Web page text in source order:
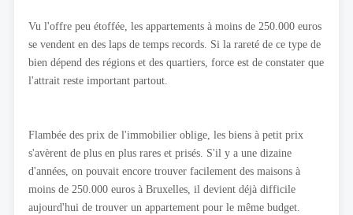
Vu l'offre peu étoffée, les appartements à moins de 250.000 euros
se vendent en des laps de temps records. Si la rareté de ce type de
bien dépend des régions et des quartiers, force est de constater que
l'attrait reste important partout.
Flambée des prix de l'immobilier oblige, les biens à petit prix
s'avèrent de plus en plus rares et prisés. S'il y a une dizaine
d'années, on pouvait encore trouver facilement des maisons à
moins de 250.000 euros à Bruxelles, il devient déjà difficile
aujourd'hui de trouver un appartement pour le même budget.